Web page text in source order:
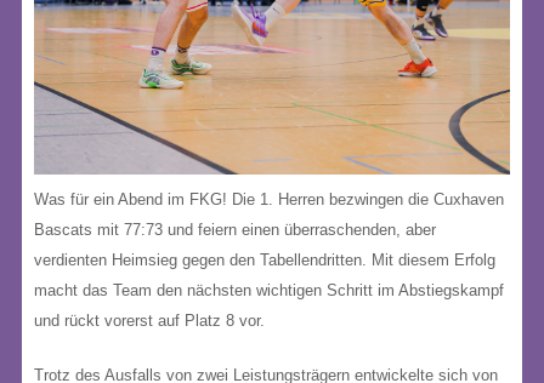
Was für ein Abend im FKG! Die 1. Herren bezwingen die Cuxhaven
Bascats mit 77:73 und feiern einen überraschenden, aber
verdienten Heimsieg gegen den Tabellendritten. Mit diesem Erfolg
macht das Team den nächsten wichtigen Schritt im Abstiegskampf
und rückt vorerst auf Platz 8 vor.
Trotz des Ausfalls von zwei Leistungsträgern entwickelte sich von